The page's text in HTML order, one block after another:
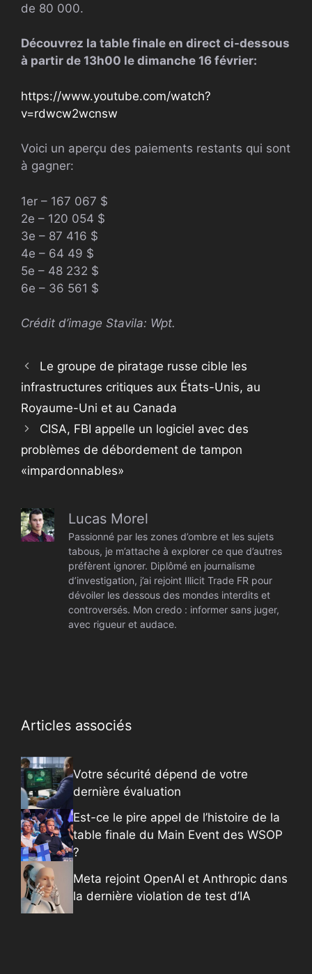
de 80 000.
Découvrez la table finale en direct ci-dessous
à partir de 13h00 le dimanche 16 février:
https://www.youtube.com/watch?
v=rdwcw2wcnsw
Voici un aperçu des paiements restants qui sont
à gagner:
1er – 167 067 $
2e – 120 054 $
3e – 87 416 $
4e – 64 49 $
5e – 48 232 $
6e – 36 561 $
Crédit d’image Stavila: Wpt.
Le groupe de piratage russe cible les
infrastructures critiques aux États-Unis, au
Royaume-Uni et au Canada
CISA, FBI appelle un logiciel avec des
problèmes de débordement de tampon
«impardonnables»
Lucas Morel
Passionné par les zones d’ombre et les sujets
tabous, je m’attache à explorer ce que d’autres
préfèrent ignorer. Diplômé en journalisme
d’investigation, j’ai rejoint Illicit Trade FR pour
dévoiler les dessous des mondes interdits et
controversés. Mon credo : informer sans juger,
avec rigueur et audace.
Articles associés
Votre sécurité dépend de votre
dernière évaluation
Est-ce le pire appel de l’histoire de la
table finale du Main Event des WSOP
?
Meta rejoint OpenAI et Anthropic dans
la dernière violation de test d’IA